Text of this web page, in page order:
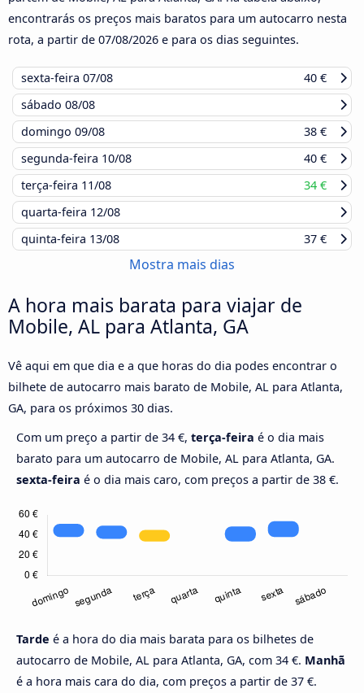
encontrarás os preços mais baratos para um autocarro nesta
rota, a partir de 07/08/2026 e para os dias seguintes.
sexta-feira 07/08
40 €
sábado 08/08
domingo 09/08
38 €
segunda-feira 10/08
40 €
terça-feira 11/08
34 €
quarta-feira 12/08
quinta-feira 13/08 37 €
Mostra mais dias
A hora mais barata para viajar de
Mobile, AL para Atlanta, GA
Vê aqui em que dia e a que horas do dia podes encontrar o
bilhete de autocarro mais barato de Mobile, AL para Atlanta,
GA, para os próximos 30 dias.
Com um preço a partir de 34 €, terça-feira é o dia mais
barato para um autocarro de Mobile, AL para Atlanta, GA.
sexta-feira é o dia mais caro, com preços a partir de 38 €.
Tarde é a hora do dia mais barata para os bilhetes de
autocarro de Mobile, AL para Atlanta, GA, com 34 €. Manhã
é a hora mais cara do dia, com preços a partir de 37 €.